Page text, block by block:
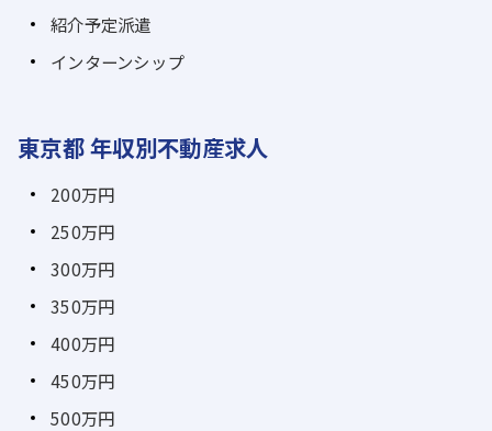
紹介予定派遣
インターンシップ
東京都 年収別不動産求人
200万円
250万円
300万円
350万円
400万円
450万円
500万円